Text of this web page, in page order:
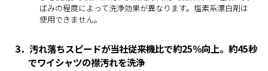
ばみの程度によって洗浄効果が異なります。塩素系漂白剤は
使用できません。
3．汚れ落ちスピードが当社従来機比で約25％向上。約45秒
でワイシャツの襟汚れを洗浄